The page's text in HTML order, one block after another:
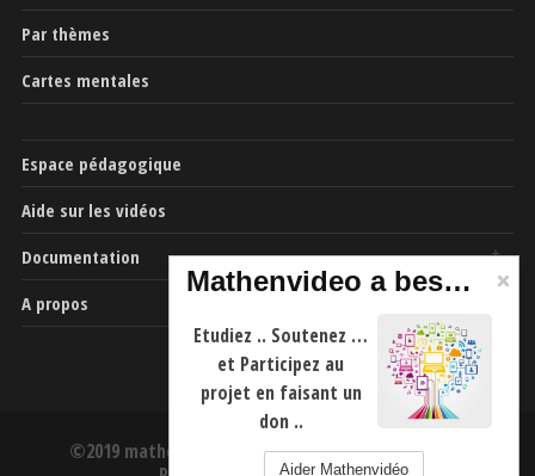
Par thèmes
Cartes mentales
Espace pédagogique
Aide sur les vidéos
Documentation
A propos
©2019 mathenvideo.fr -CGU-Mentions Légales
Mathenvideo a besoin de vous
Etudiez .. Soutenez …
et Participez au
projet en faisant un
don ..
Aider Mathenvidéo